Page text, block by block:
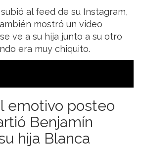
al feed de su Instagram,
mostró un video
ve a su hija junto a su otro
era muy chiquito.
emotivo posteo
Benjamín
hija Blanca